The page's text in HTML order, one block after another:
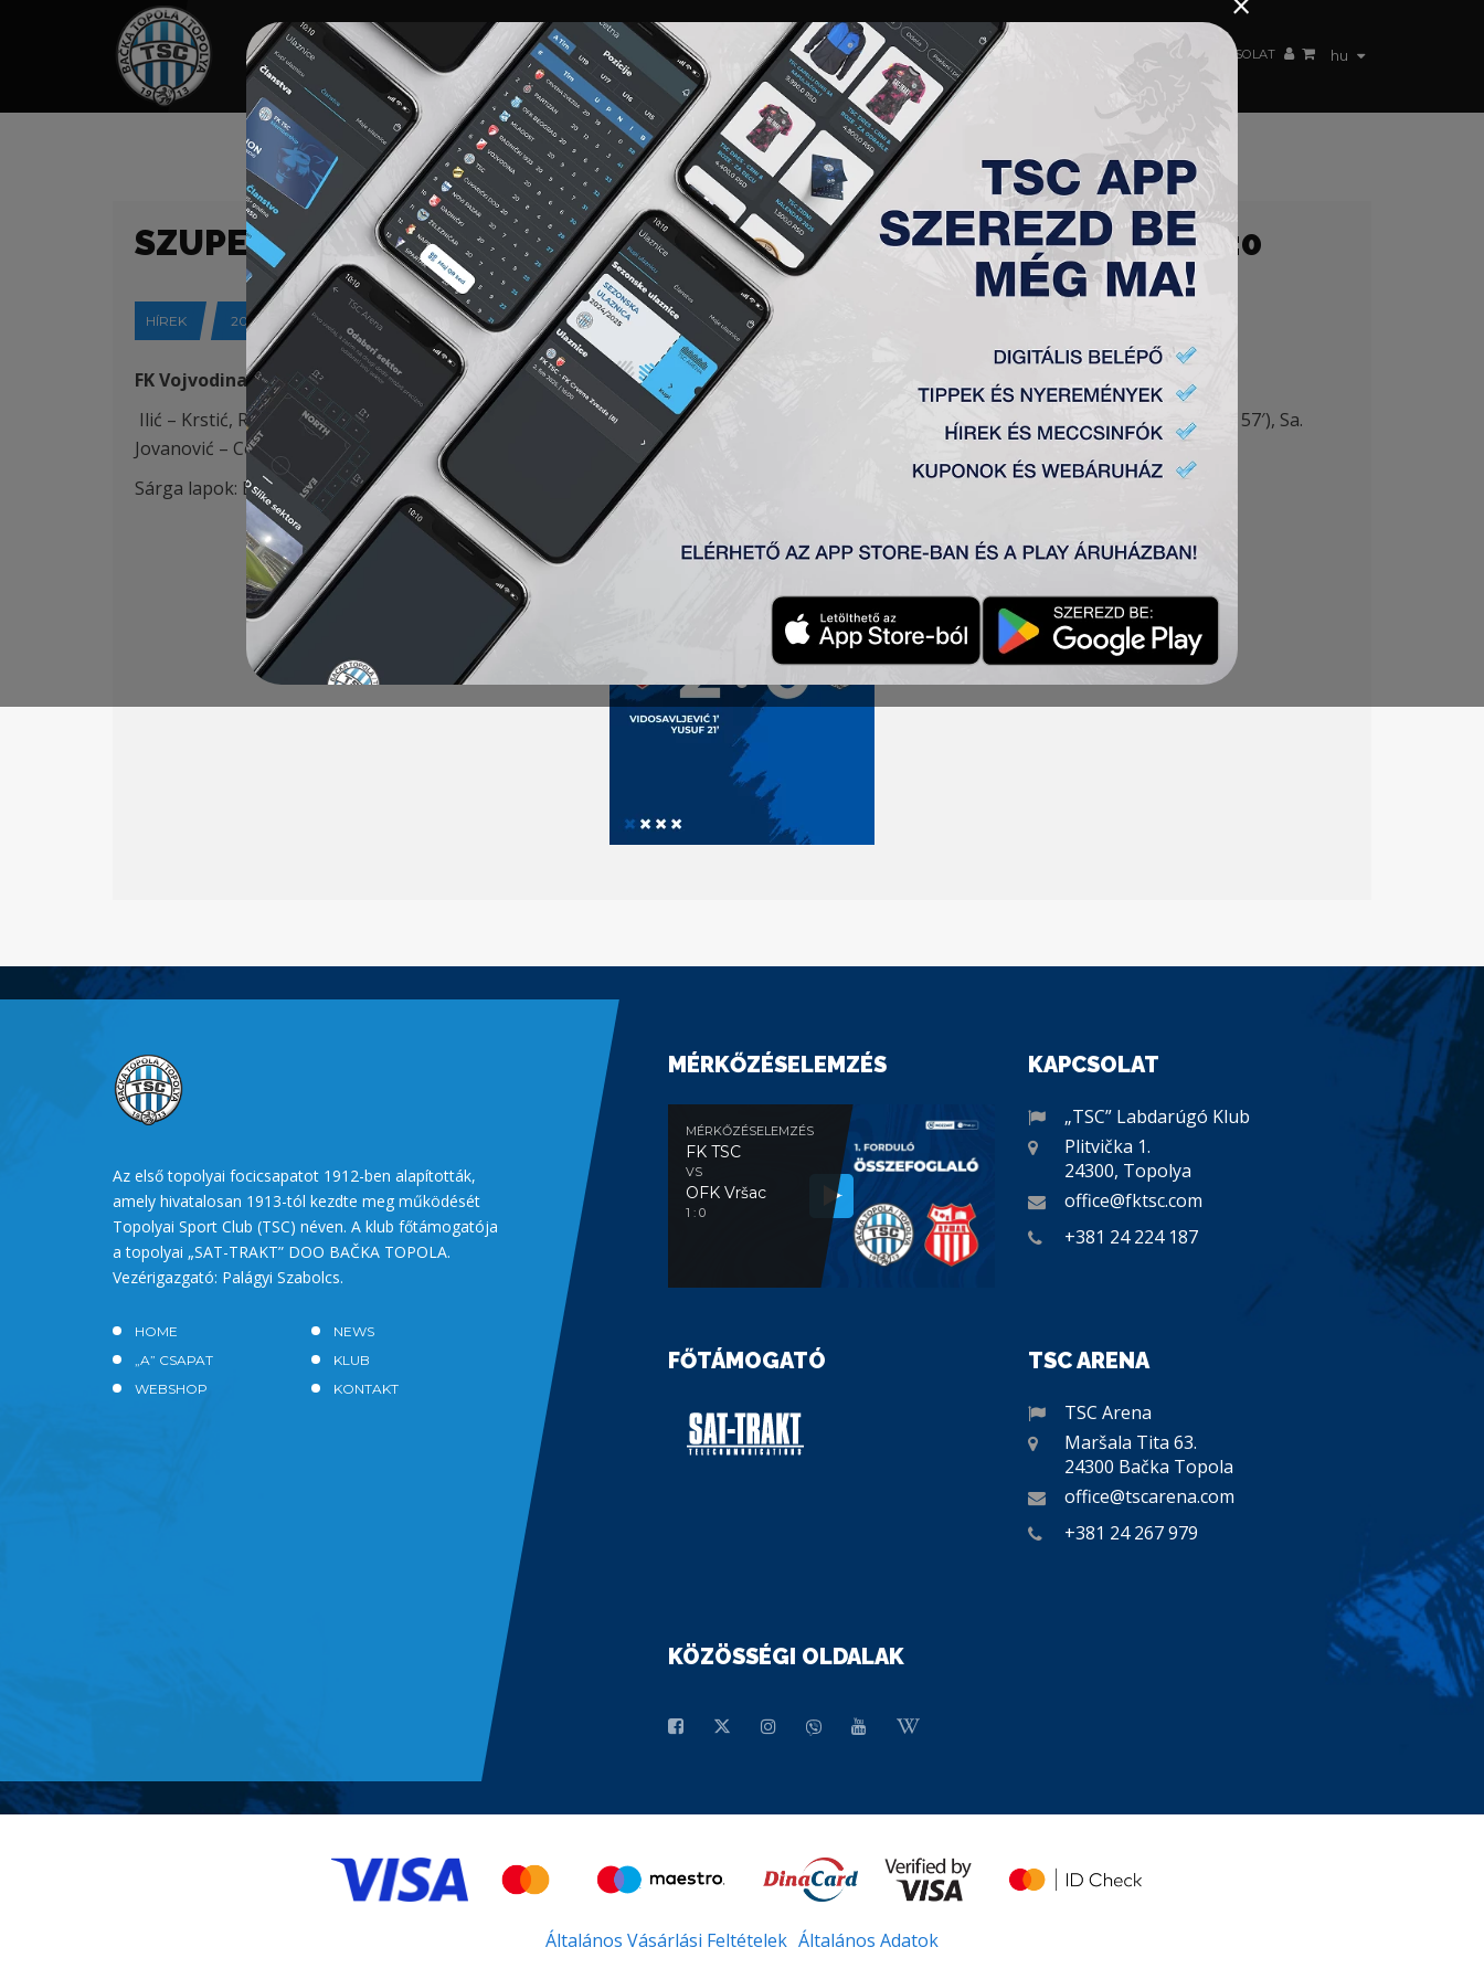
hu
HOME TÁMOGATÓK NEWS GALÉRIA „A” CSAPAT TAGSÁG JEGYEK AKKREDITÁCIÓ KLUB AKADÉMIA NŐI CSAPAT KAPCSOLAT
SZUPERLIGA (25/26) 6. FORDULÓ, FK VOJVODINA (Ú) – FK TSC 2:0
HÍREK 2025-08-23
FK Vojvodina (Újvidék) – FK TSC (Topolya) 2:0
Ilić – Krstić, Roux, Degenek, Mladenović (St. Jovanović 31′) – B. Jovičić, Stančić (Milosavić 74′) – Mboungou (Savić 57′), Singh (Pantović 57′), Sa.
Jovanović – Conraad (B. Petrović 31′)
Sárga lapok: B. Jovičić 45′, Pantović 90+3′
Az első topolyai focicsapatot 1912-ben alapították,
amely hivatalosan 1913-tól kezdte meg működését
Topolyai Sport Club (TSC) néven. A klub főtámogatója
a topolyai „SAT-TRAKT” DOO BAČKA TOPOLA.
Vezérigazgató: Palágyi Szabolcs.
HOME
NEWS
„A” CSAPAT
KLUB
WEBSHOP
KONTAKT
MÉRKŐZÉSELEMZÉS
MÉRKŐZÉSELEMZÉS
FK TSC
VS
OFK Vršac
1 : 0
KAPCSOLAT
„TSC” Labdarúgó Klub
Plitvička 1.
24300, Topolya
office@fktsc.com
+381 24 224 187
FŐTÁMOGATÓ TSC ARENA
TSC Arena
Maršala Tita 63.
24300 Bačka Topola
office@tscarena.com
+381 24 267 979
KÖZÖSSÉGI OLDALAK
Általános Vásárlási Feltételek Általános Adatok